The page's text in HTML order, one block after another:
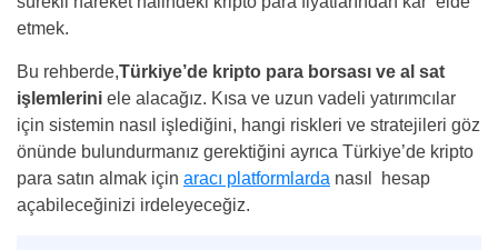
etmek.
Bu rehberde,Türkiye’de kripto para borsası ve al sat
işlemlerini ele alacağız. Kısa ve uzun vadeli yatırımcılar
için sistemin nasıl işlediğini, hangi riskleri ve stratejileri göz
önünde bulundurmanız gerektiğini ayrıca Türkiye’de kripto
para satın almak için aracı platformlarda nasıl hesap
açabileceğinizi irdeleyeceğiz.